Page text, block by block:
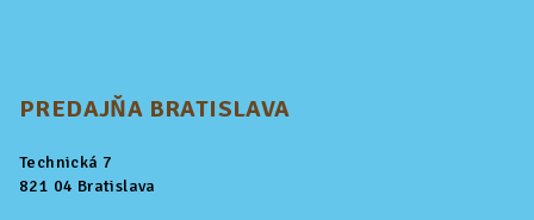
PREDAJŇA BRATISLAVA
Technická 7
821 04 Bratislava